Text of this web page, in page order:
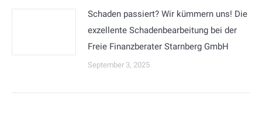
Schaden passiert? Wir kümmern uns! Die
exzellente Schadenbearbeitung bei der
Freie Finanzberater Starnberg GmbH
September 3, 2025